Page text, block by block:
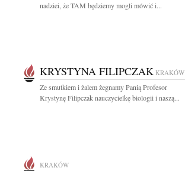
nadziei, że TAM będziemy mogli mówić i...
KRYSTYNA FILIPCZAK KRAKÓW
Ze smutkiem i żalem żegnamy Panią Profesor
Krystynę Filipczak nauczycielkę biologii i naszą...
KRAKÓW